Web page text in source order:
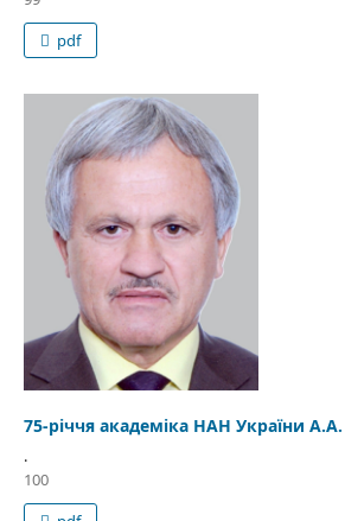
pdf
75-річчя академіка НАН України
.
100